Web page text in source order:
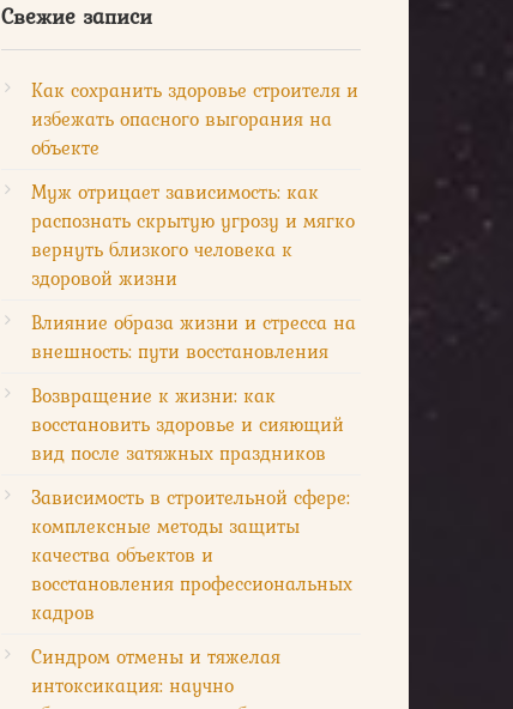
Свежие записи
Как сохранить здоровье строителя и
избежать опасного выгорания на
объекте
Муж отрицает зависимость: как
распознать скрытую угрозу и мягко
вернуть близкого человека к
здоровой жизни
Влияние образа жизни и стресса на
внешность: пути восстановления
Возвращение к жизни: как
восстановить здоровье и сияющий
вид после затяжных праздников
Зависимость в строительной сфере:
комплексные методы защиты
качества объектов и
восстановления профессиональных
кадров
Синдром отмены и тяжелая
интоксикация: научно